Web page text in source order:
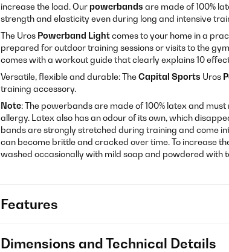
increase the load. Our powerbands are made of 100%
strength and elasticity even during long and intensive
The Uros Powerband Lightcomes to your home in a
prepared for outdoor training sessions or visits to the
comes with a workout guide that clearly explains 10
Versatile, flexible and durable: TheCapital Sports Uros
training accessory.
Note: The powerbands are made of 100% latex and
allergy. Latex also has an odour of its own, which
bands are strongly stretched during training and come
can become brittle and cracked over time. To increase
washed occasionally with mild soap and powdered with
Features
Dimensions and Technical Details